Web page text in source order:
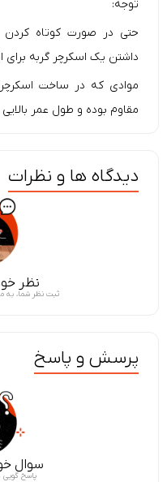
توجه:
حتی در صورت کوتاه
داشتن یک اسکرچر گربه
موادی که در ساخت اسکرچر
مقاوم بوده و طول عمر
دیدگاه ها و نظرات
نظر
ثبت نظر شما،
پرسش و پاسخ
سوال
پاسخ گویی در